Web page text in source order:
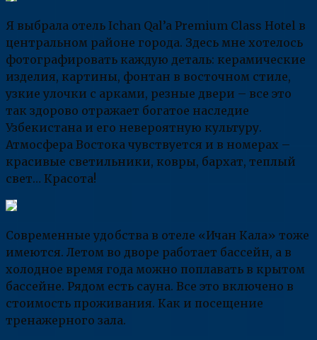
Я выбрала отель Ichan Qal’a Premium Class Hotel в
центральном районе города. Здесь мне хотелось
фотографировать каждую деталь: керамические
изделия, картины, фонтан в восточном стиле,
узкие улочки с арками, резные двери – все это
так здорово отражает богатое наследие
Узбекистана и его невероятную культуру.
Атмосфера Востока чувствуется и в номерах –
красивые светильники, ковры, бархат, теплый
свет… Красота!
Современные удобства в отеле «Ичан Кала» тоже
имеются. Летом во дворе работает бассейн, а в
холодное время года можно поплавать в крытом
бассейне. Рядом есть сауна. Все это включено в
стоимость проживания. Как и посещение
тренажерного зала.